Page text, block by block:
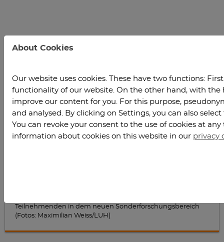
Teilnehmenden in dem neuen Sonderforschungsbereich
(Fotos: Maximilian Weiss/LUH)
About Cookies
Our website uses cookies. These have two functions:
functionality of our website. On the other hand, with the
improve our content for you. For this purpose,
and analysed. By clicking on Settings, you can also
You can revoke your consent to the use of cookies at
information about cookies on this website in our privacy